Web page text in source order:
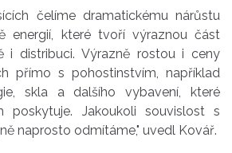
čelíme dramatickému nárůstu
energií, které tvoří výraznou část
i distribuci. Výrazně rostou i ceny
přímo s pohostinstvím, například
skla a dalšího vybavení, které
poskytuje. Jakoukoli souvislost s
naprosto odmítáme," uvedl Kovář.